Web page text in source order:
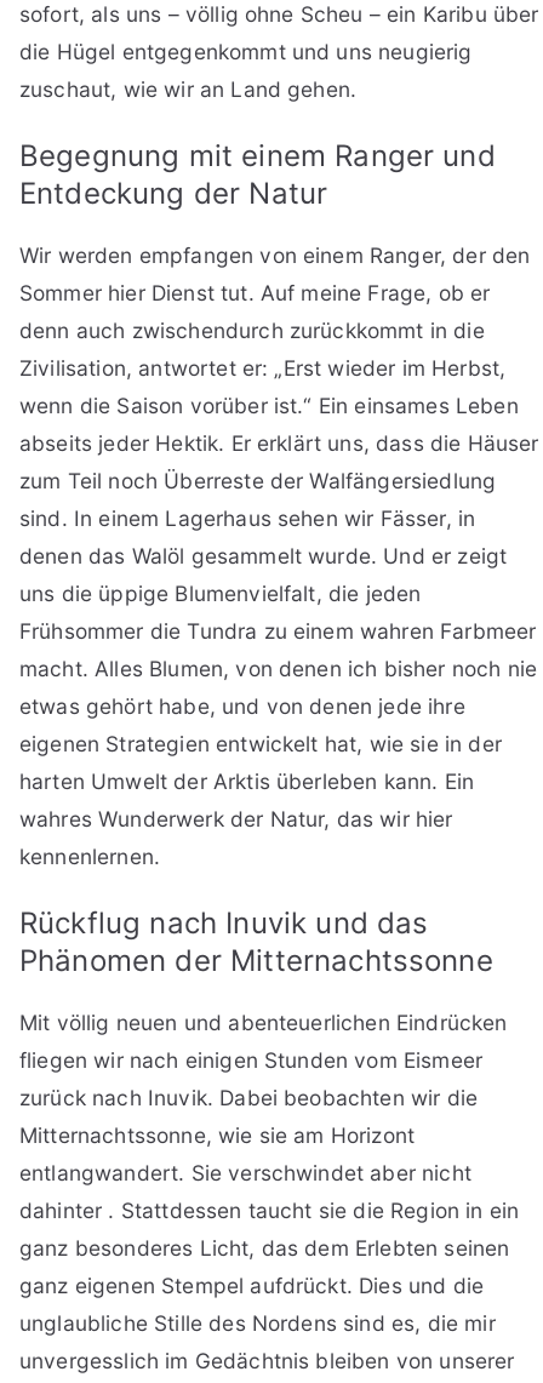
sofort, als uns – völlig ohne Scheu – ein Karibu über
die Hügel entgegenkommt und uns neugierig
zuschaut, wie wir an Land gehen.
Begegnung mit einem Ranger und
Entdeckung der Natur
Wir werden empfangen von einem Ranger, der den
Sommer hier Dienst tut. Auf meine Frage, ob er
denn auch zwischendurch zurückkommt in die
Zivilisation, antwortet er: „Erst wieder im Herbst,
wenn die Saison vorüber ist.“ Ein einsames Leben
abseits jeder Hektik. Er erklärt uns, dass die Häuser
zum Teil noch Überreste der Walfängersiedlung
sind. In einem Lagerhaus sehen wir Fässer, in
denen das Walöl gesammelt wurde. Und er zeigt
uns die üppige Blumenvielfalt, die jeden
Frühsommer die Tundra zu einem wahren Farbmeer
macht. Alles Blumen, von denen ich bisher noch nie
etwas gehört habe, und von denen jede ihre
eigenen Strategien entwickelt hat, wie sie in der
harten Umwelt der Arktis überleben kann. Ein
wahres Wunderwerk der Natur, das wir hier
kennenlernen.
Rückflug nach Inuvik und das
Phänomen der Mitternachtssonne
Mit völlig neuen und abenteuerlichen Eindrücken
fliegen wir nach einigen Stunden vom Eismeer
zurück nach Inuvik. Dabei beobachten wir die
Mitternachtssonne, wie sie am Horizont
entlangwandert. Sie verschwindet aber nicht
dahinter . Stattdessen taucht sie die Region in ein
ganz besonderes Licht, das dem Erlebten seinen
ganz eigenen Stempel aufdrückt. Dies und die
unglaubliche Stille des Nordens sind es, die mir
unvergesslich im Gedächtnis bleiben von unserer